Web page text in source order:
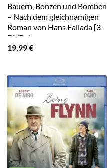
Bauern, Bonzen und Bomben
– Nach dem gleichnamigen
Roman von Hans Fallada [3
DVDs]
19,99€